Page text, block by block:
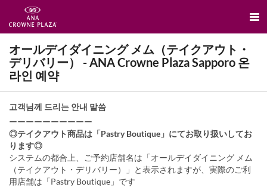
オールデイダイニング メム（テイクアウト・
デリバリー） - ANA Crowne Plaza Sapporo 온
라인 예약
고객님께 드리는 안내 말씀
ーーーーーーーーーー
◎テイクアウト商品は「Pastry Boutique」にてお取り扱いしてお
ります◎
システムの都合上、ご予約店舗名は「オールデイダイニング メム
（テイクアウト・デリバリー）」と表示されますが、実際のご利
用店舗は「Pastry Boutique」です